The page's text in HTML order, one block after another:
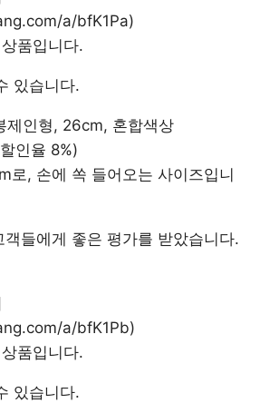
a/bfK1Pa)
품입니다.
있습니다.
제인형, 26cm, 혼합색상
인율 8%)
로, 손에 쏙 들어오는 사이즈입니
들에게 좋은 평가를 받았습니다.
a/bfK1Pb)
품입니다.
있습니다.